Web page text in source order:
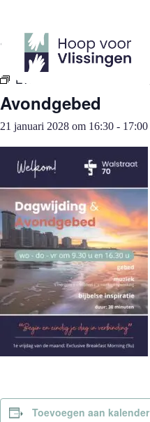
inhoud
« Alle Evenementen
Evenementenreeks:
Avondgebed
21 januari 2028 om 16:30 - 17:00
Toevoegen aan kalender